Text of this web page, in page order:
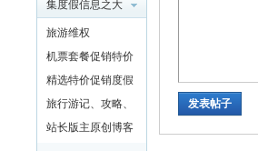
集度假信息之大
成
旅游维权
机票套餐促销特价
精选特价促销度假
产品及泛旅游
旅行游记、攻略、
知识以及新闻
站长版主原创博客
发表帖子